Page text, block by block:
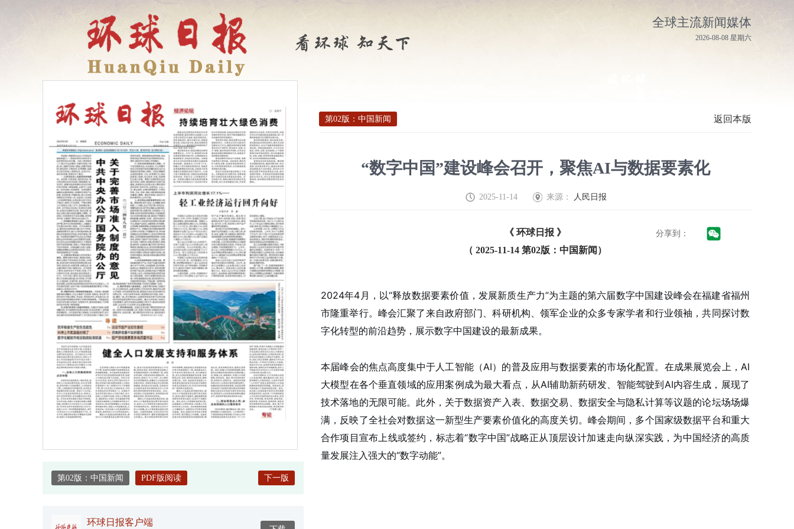
全球主流新闻媒体
2026-08-08 星期六
第02版：中国新闻 PDF版阅读 下一版
环球日报客户端
第02版：中国新闻 返回本版
“数字中国”建设峰会召开，聚焦AI与数据要素化
2025-11-14 来源： 人民日报
分享到：
《 环球日报 》
（ 2025-11-14 第02版：中国新闻）
2024年4月，以“释放数据要素价值，发展新质生产力”为主题的第六届数字中国建设峰会在福建省福州
市隆重举行。峰会汇聚了来自政府部门、科研机构、领军企业的众多专家学者和行业领袖，共同探讨数
字化转型的前沿趋势，展示数字中国建设的最新成果。
本届峰会的焦点高度集中于人工智能（AI）的普及应用与数据要素的市场化配置。在成果展览会上，AI
大模型在各个垂直领域的应用案例成为最大看点，从AI辅助新药研发、智能驾驶到AI内容生成，展现了
技术落地的无限可能。此外，关于数据资产入表、数据交易、数据安全与隐私计算等议题的论坛场场爆
满，反映了全社会对数据这一新型生产要素价值化的高度关切。峰会期间，多个国家级数据平台和重大
合作项目宣布上线或签约，标志着“数字中国”战略正从顶层设计加速走向纵深实践，为中国经济的高质
量发展注入强大的“数字动能”。